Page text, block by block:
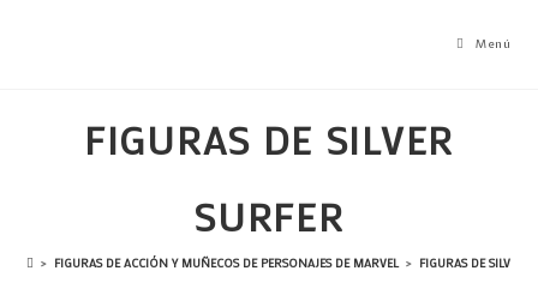
Menú
FIGURAS DE SILVER
SURFER
> FIGURAS DE ACCIÓN Y MUÑECOS DE PERSONAJES DE MARVEL > FIGURAS DE SILVER